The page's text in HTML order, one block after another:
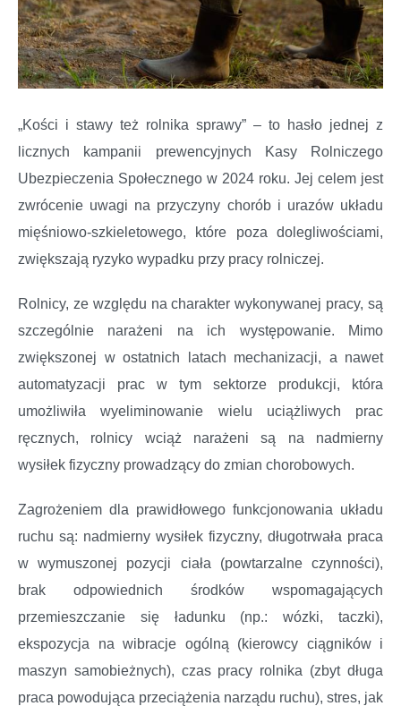
„Kości i stawy też rolnika sprawy” – to hasło jednej z
licznych kampanii prewencyjnych Kasy Rolniczego
Ubezpieczenia Społecznego w 2024 roku. Jej celem jest
zwrócenie uwagi na przyczyny chorób i urazów układu
mięśniowo-szkieletowego, które poza dolegliwościami,
zwiększają ryzyko wypadku przy pracy rolniczej.
Rolnicy, ze względu na charakter wykonywanej pracy, są
szczególnie narażeni na ich występowanie. Mimo
zwiększonej w ostatnich latach mechanizacji, a nawet
automatyzacji prac w tym sektorze produkcji, która
umożliwiła wyeliminowanie wielu uciążliwych prac
ręcznych, rolnicy wciąż narażeni są na nadmierny
wysiłek fizyczny prowadzący do zmian chorobowych.
Zagrożeniem dla prawidłowego funkcjonowania układu
ruchu są: nadmierny wysiłek fizyczny, długotrwała praca
w wymuszonej pozycji ciała (powtarzalne czynności),
brak odpowiednich środków wspomagających
przemieszczanie się ładunku (np.: wózki, taczki),
ekspozycja na wibracje ogólną (kierowcy ciągników i
maszyn samobieżnych), czas pracy rolnika (zbyt długa
praca powodująca przeciążenia narządu ruchu), stres, jak